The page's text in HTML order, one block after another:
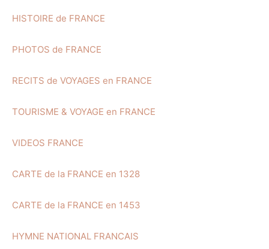
HISTOIRE de FRANCE
PHOTOS de FRANCE
RECITS de VOYAGES en FRANCE
TOURISME & VOYAGE en FRANCE
VIDEOS FRANCE
CARTE de la FRANCE en 1328
CARTE de la FRANCE en 1453
HYMNE NATIONAL FRANCAIS